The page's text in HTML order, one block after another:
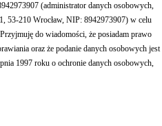
(administrator danych osobowych,
53-210 Wrocław, NIP: 8942973907) w celu
do wiadomości, że posiadam prawo
oraz że podanie danych osobowych jest
1997 roku o ochronie danych osobowych,